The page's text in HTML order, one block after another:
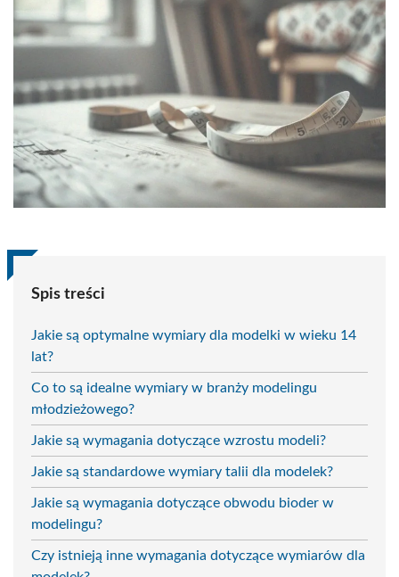
Spis treści
Jakie są optymalne wymiary dla modelki w wieku 14
lat?
Co to są idealne wymiary w branży modelingu
młodzieżowego?
Jakie są wymagania dotyczące wzrostu modeli?
Jakie są standardowe wymiary talii dla modelek?
Jakie są wymagania dotyczące obwodu bioder w
modelingu?
Czy istnieją inne wymagania dotyczące wymiarów dla